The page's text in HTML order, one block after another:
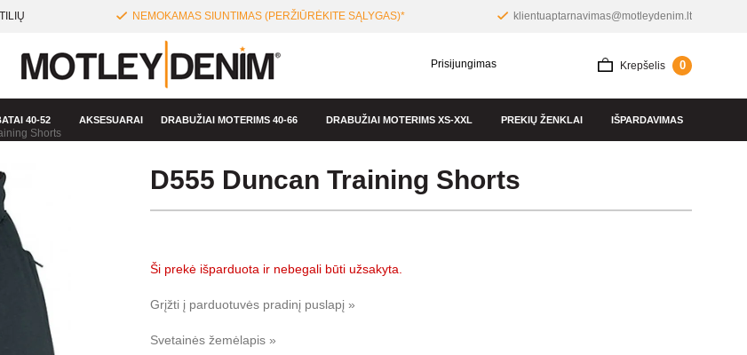
NEMOKAMAS SIUNTIMAS (PERŽIŪRĖKITE SĄLYGAS)* klientuaptarnavimas@motleydenim.lt
Krepšelis 0
Prisijungimas
40-52 AKSESUARAI DRABUŽIAI MOTERIMS 40-66 DRABUŽIAI MOTERIMS XS-XXL PREKIŲ ŽENKLAI IŠPARDAVIMAS
Shorts
D555 Duncan Training Shorts
Ši prekė išparduota ir nebegali būti užsakyta.
Grįžti į parduotuvės pradinį puslapį »
Svetainės žemėlapis »